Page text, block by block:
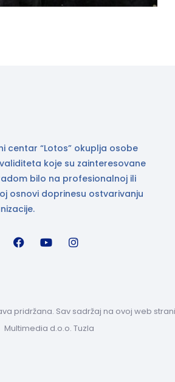
centar “Lotos” okuplja osobe
koje su zainteresovane
bilo na profesionalnoj ili
osnovi doprinesu ostvarivanju
pridržana. Sav sadržaj na ovoj web
Multimedia d.o.o. Tuzla